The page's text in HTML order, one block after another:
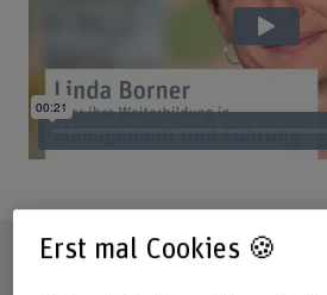
Steckbrief
Erst mal Cookies 🍪